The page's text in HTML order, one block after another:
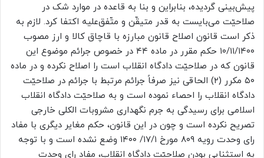
پیش‌بینی گردیده، بنابراین و بنا به قاعده در موارد شک در
صلاحیّت می‌بایست به قدر متیقّن و متّفق‌علیه اکتفا کرد. لازم به
ذکر است قانون اصلاح قانون مبارزه با قاچاق کالا و ارز مصوب
۱۰/۱۱/۱۴۰۰ حکم مقرر در ماده ۴۴ در خصوص جرائم موضوع این
قانون که در صلاحیّت دادگاه انقلاب است را اصلاح نکرده و در ماده
۵۰ مکرر (۲) الحاقی نیز صرفاً جرائم مرتبط با جرائم در صلاحیّت
دادگاه انقلاب را احصاء نموده است و به صلاحیّت دادگاه انقلاب
اسلامی برای رسیدگی به جرم نگهداری مشروبات الکلی خارجی
تصریح نکرده است و چون در این قانون، حکم مغایر دیگری با مفاد
رای وحدت رویه ۸۰۹ مورخ ۱۷/۱/ ۱۴۰۰ وضع نشده است و با توجه
به استثنایی بودن صلاحیّت دادگاه انقلاب، مفاد رای وحدت